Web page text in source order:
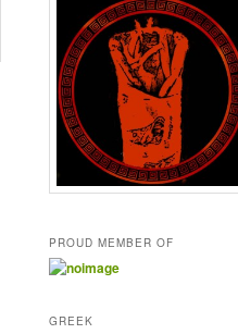
PROUD MEMBER OF
GREEK